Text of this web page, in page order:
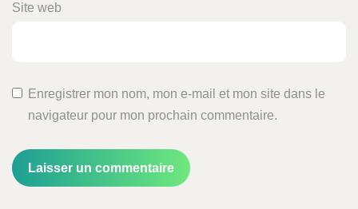
Site web
Enregistrer mon nom, mon e-mail et mon site dans le
navigateur pour mon prochain commentaire.